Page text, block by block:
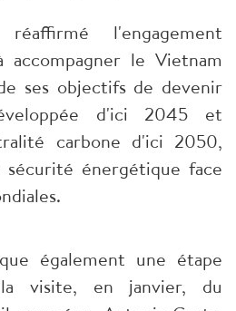
réaffirmé l'engagement
le Vietnam
ses objectifs de devenir
d'ici 2045 et
carbone d'ici 2050,
énergétique face
également une étape
visite, en janvier, du